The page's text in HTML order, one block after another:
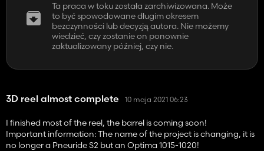
Ta praca w toku została zarchiwizowana. Może
to być spowodowane długim okresem
bezczynności lub decyzją autora. Nie możemy
wiedzieć, czy zostanie on ponownie
zaktualizowany później, czy nie.
3D reel almost complete 10 maja 2021 06:23
I finished most of the reel, the barrel is coming soon!
Important information: The name of the project is changing, it is
no longer a Pneuride S2 but an Optima 1015-1020!